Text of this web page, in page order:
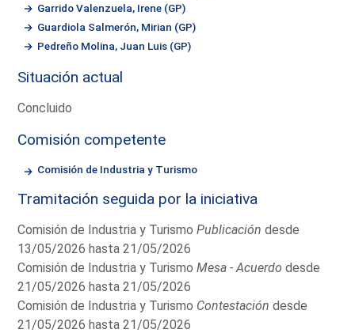
Garrido Valenzuela, Irene (GP)
Guardiola Salmerón, Mirian (GP)
Pedreño Molina, Juan Luis (GP)
Situación actual
Concluido
Comisión competente
Comisión de Industria y Turismo
Tramitación seguida por la iniciativa
Comisión de Industria y TurismoPublicación desde
13/05/2026 hasta 21/05/2026
Comisión de Industria y TurismoMesa - Acuerdo desde
21/05/2026 hasta 21/05/2026
Comisión de Industria y Turismo Contestación desde
21/05/2026 hasta 21/05/2026